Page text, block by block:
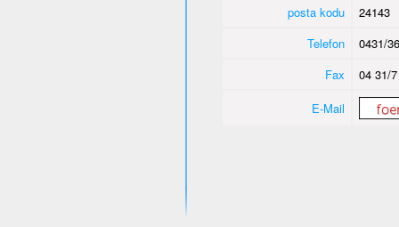
posta kodu
24143
Telefon
0431/
Fax
04 31/
E-Mail